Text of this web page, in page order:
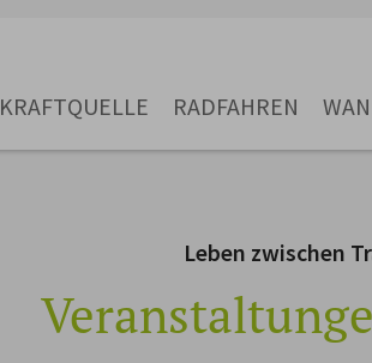
KRAFTQUELLE RADFAHREN
Leben zwischen